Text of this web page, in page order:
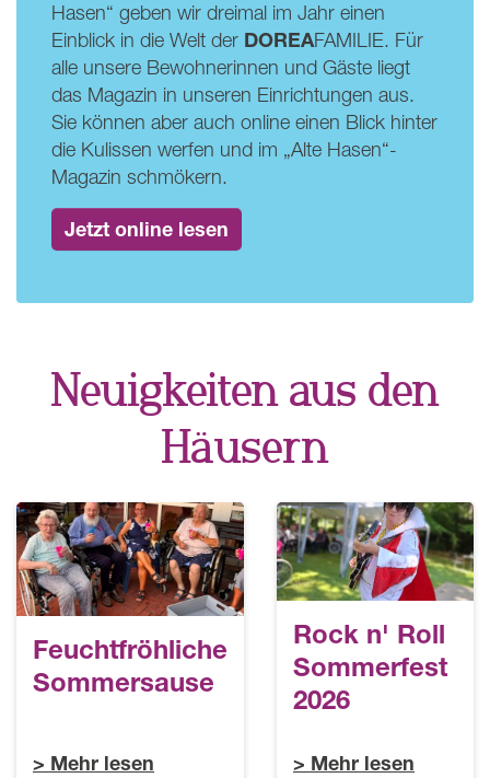
Hasen“ geben wir dreimal im Jahr einen
Einblick in die Welt der DOREAFAMILIE. Für
alle unsere Bewohnerinnen und Gäste liegt
das Magazin in unseren Einrichtungen aus.
Sie können aber auch online einen Blick hinter
die Kulissen werfen und im „Alte Hasen“-
Magazin schmökern.
Jetzt online lesen
Neuigkeiten aus den
Häusern
Feuchtfröhliche
Sommersause
Mehr lesen
Rock n' Roll
Sommerfest
2026
Mehr lesen